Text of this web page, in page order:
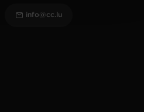
info@cc.lu